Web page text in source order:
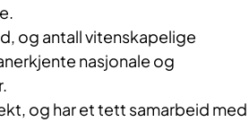
og antall vitenskapelige
nasjonale og
og har et tett samarbeid med